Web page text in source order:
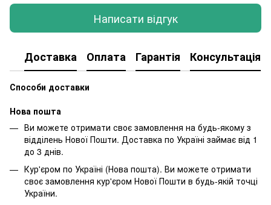
Написати відгук
Доставка Оплата Гарантія Консультація
Способи доставки
Нова пошта
Ви можете отримати своє замовлення на будь-якому з
відділень Нової Пошти. Доставка по Україні займає від 1
до 3 днів.
Кур'єром по Україні (Нова пошта). Ви можете отримати
своє замовлення кур'єром Нової Пошти в будь-якій точці
України.